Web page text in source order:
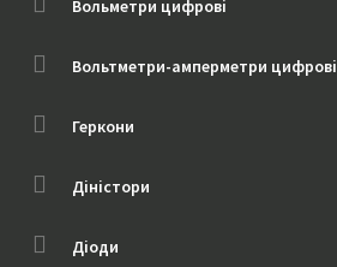
Вольметри цифрові
Вольтметри-амперметри цифрові
Геркони
Діністори
Діоди